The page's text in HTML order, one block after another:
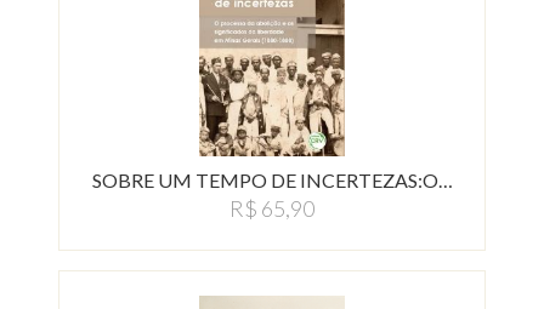
SOBRE UM TEMPO DE INCERTEZAS:O…
R$ 65,90